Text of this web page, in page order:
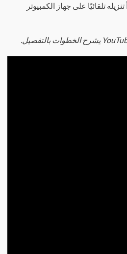
تلقائيًا على جهاز الكمبيوتر